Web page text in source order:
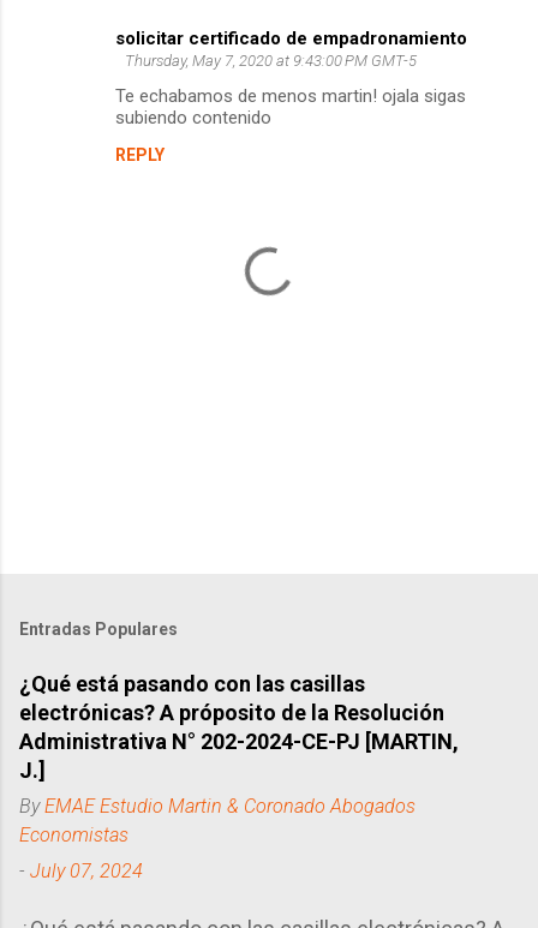
solicitar certificado de empadronamiento
Thursday, May 7, 2020 at 9:43:00 PM GMT-5
Te echabamos de menos martin! ojala sigas
subiendo contenido
REPLY
t
C
o
m
m
e
n
t
Entradas Populares
¿Qué está pasando con las casillas
electrónicas? A próposito de la Resolución
Administrativa N° 202-2024-CE-PJ [MARTIN,
J.]
ByEMAE Estudio Martin & Coronado Abogados
Economistas
- July 07, 2024